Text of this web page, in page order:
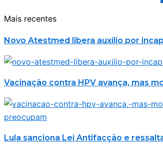
Mais recentes
Novo Atestmed libera auxílio por
Vacinação contra HPV avança, mas
Lula sanciona Lei Antifacção e